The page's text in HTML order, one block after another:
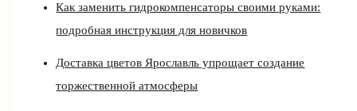
Как заменить гидрокомпенсаторы своими руками:
подробная инструкция для новичков
Доставка цветов Ярославль упрощает создание
торжественной атмосферы